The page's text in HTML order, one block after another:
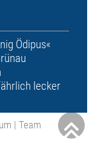
Ödipus«
lecker
| Team